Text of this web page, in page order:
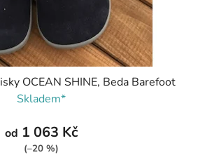
OCEAN SHINE, Beda Barefoot
Skladem*
od 1 063 Kč
(–20 %)